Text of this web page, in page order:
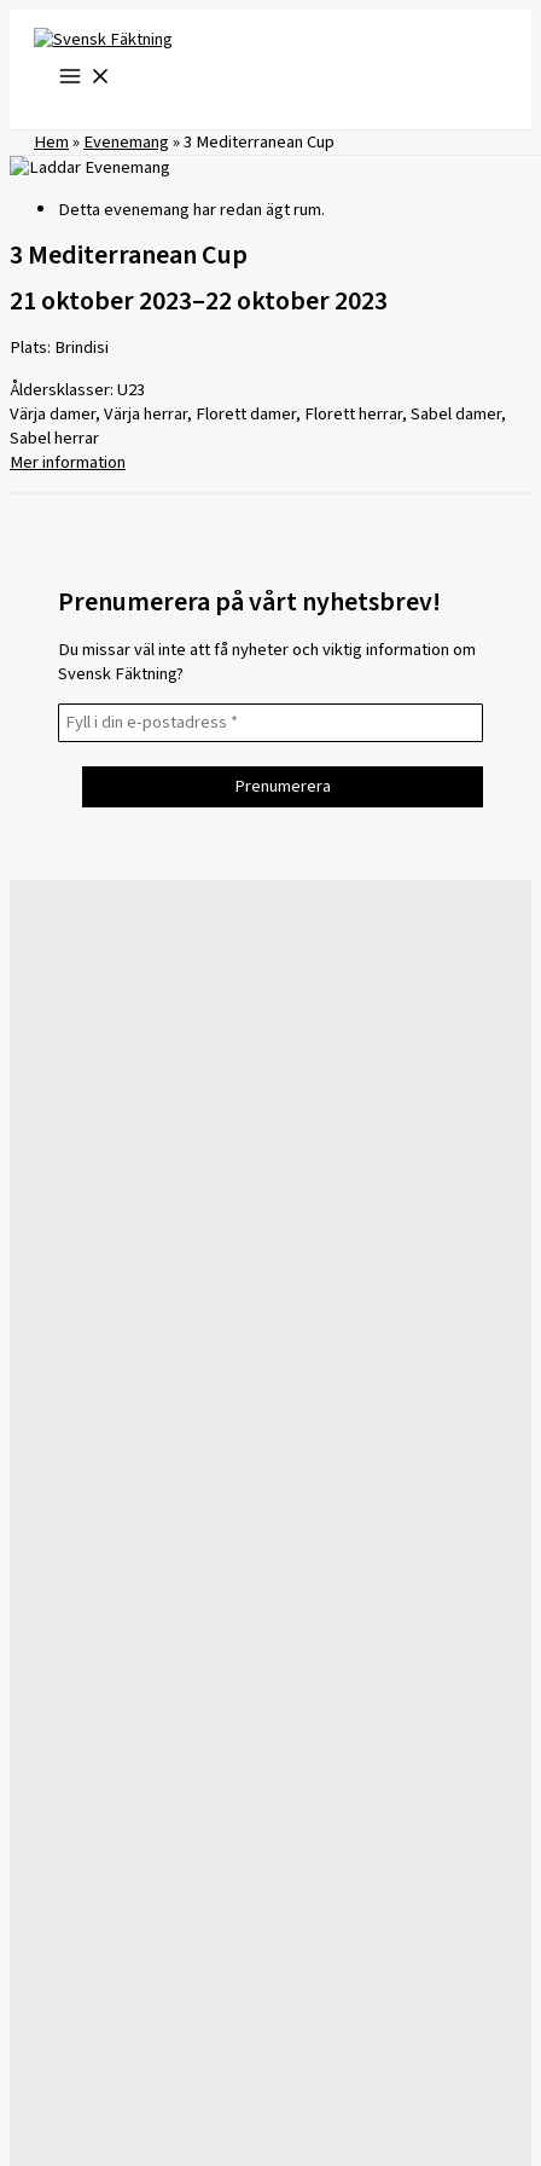
innehåll
Hem»Evenemang»3 Mediterranean Cup
Detta evenemang har redan ägt rum.
3 Mediterranean Cup
21 oktober 2023–22 oktober 2023
Plats: Brindisi
Åldersklasser: U23
Värja damer, Värja herrar, Florett damer, Florett herrar, Sabel damer,
Sabel herrar
Mer information
Prenumerera på vårt nyhetsbrev!
Du missar väl inte att få nyheter och viktig information om
Svensk Fäktning?